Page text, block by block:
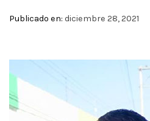
Publicado en: diciembre 28, 2021